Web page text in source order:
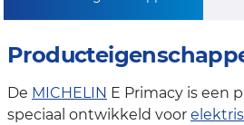
De MICHELIN E Primacy is een
speciaal ontwikkeld voor